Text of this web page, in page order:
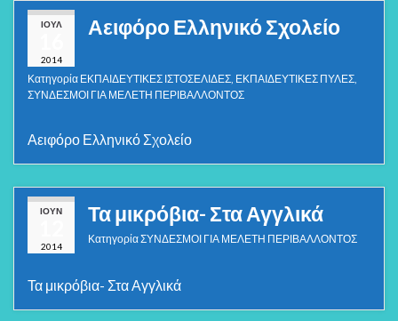
ΙΟΎΛ
2014
Αειφόρο Ελληνικό Σχολείο
Κατηγορία ΕΚΠΑΙΔΕΥΤΙΚΕΣ ΙΣΤΟΣΕΛΙΔΕΣ ΕΚΠΑΙΔΕΥΤΙΚΕΣ ΠΥΛΕΣ
ΣΥΝΔΕΣΜΟΙ ΓΙΑ ΜΕΛΕΤΗ ΠΕΡΙΒΑΛΛΟΝΤΟΣ
Αειφόρο Ελληνικό Σχολείο
ΙΟΎΝ
2014
Τα μικρόβια- Στα Αγγλικά
ΚατηγορίαΣΥΝΔΕΣΜΟΙ ΓΙΑ ΜΕΛΕΤΗ ΠΕΡΙΒΑΛΛΟΝΤΟΣ
Τα μικρόβια- Στα Αγγλικά